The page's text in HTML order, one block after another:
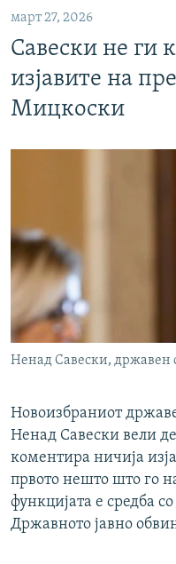
март 27, 2026
Савески не ги
изјавите на
Мицкоски
Ненад Савески, државен
Новоизбраниот
Ненад Савески вели
коментира ничија
првото нешто што го
функцијата е средба
Државното јавно